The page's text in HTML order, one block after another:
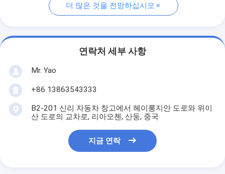
더 많은 것을 전망하십시오
연락처 세부 사항
Mr. Yao
+86 13863543333
B2-201 신리 자동차 창고에서 헤이롱지안 도로와 위이
산 도로의 교차로, 리아오첸, 산둥, 중국
지금 연락